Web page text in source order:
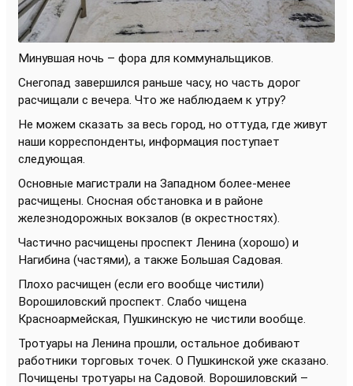
Минувшая ночь – фора для коммунальщиков.
Снегопад завершился раньше часу, но часть дорог
расчищали с вечера. Что же наблюдаем к утру?
Не можем сказать за весь город, но оттуда, где живут
наши корреспонденты, информация поступает
следующая.
Основные магистрали на Западном более-менее
расчищены. Сносная обстановка и в районе
железнодорожных вокзалов (в окрестностях).
Частично расчищены проспект Ленина (хорошо) и
Нагибина (частями), а также Большая Садовая.
Плохо расчищен (если его вообще чистили)
Ворошиловский проспект. Слабо чищена
Красноармейская, Пушкинскую не чистили вообще.
Тротуары на Ленина прошли, остальное добивают
работники торговых точек. О Пушкинской уже сказано.
Почищены тротуары на Садовой. Ворошиловский –